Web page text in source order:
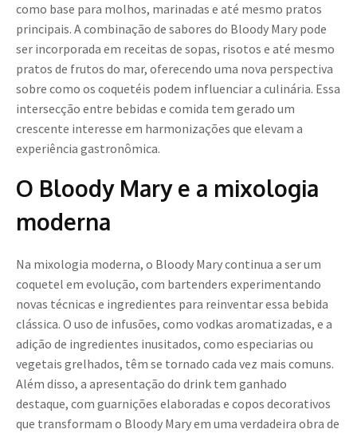
como base para molhos, marinadas e até mesmo pratos
principais. A combinação de sabores do Bloody Mary pode
ser incorporada em receitas de sopas, risotos e até mesmo
pratos de frutos do mar, oferecendo uma nova perspectiva
sobre como os coquetéis podem influenciar a culinária. Essa
intersecção entre bebidas e comida tem gerado um
crescente interesse em harmonizações que elevam a
experiência gastronômica.
O Bloody Mary e a mixologia
moderna
Na mixologia moderna, o Bloody Mary continua a ser um
coquetel em evolução, com bartenders experimentando
novas técnicas e ingredientes para reinventar essa bebida
clássica. O uso de infusões, como vodkas aromatizadas, e a
adição de ingredientes inusitados, como especiarias ou
vegetais grelhados, têm se tornado cada vez mais comuns.
Além disso, a apresentação do drink tem ganhado
destaque, com guarnições elaboradas e copos decorativos
que transformam o Bloody Mary em uma verdadeira obra de